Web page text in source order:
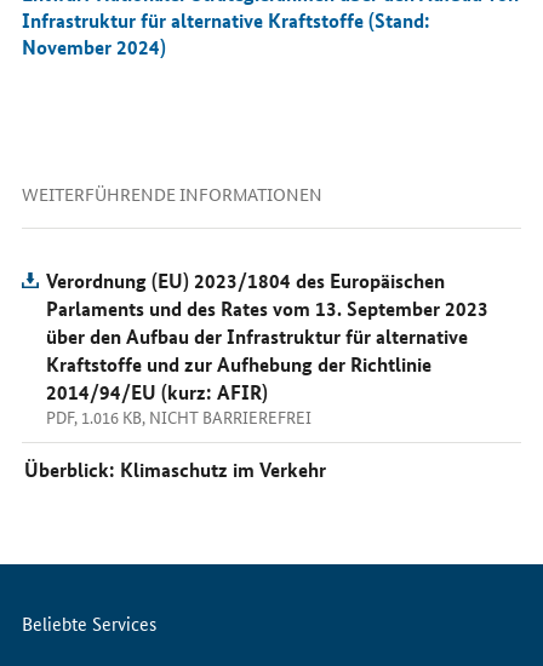
Infrastruktur für alternative Kraftstoffe (Stand:
November 2024)
WEITERFÜHRENDE INFORMATIONEN
Verordnung (EU) 2023/1804 des Europäischen
Parlaments und des Rates vom 13. September 2023
über den Aufbau der Infrastruktur für alternative
Kraftstoffe und zur Aufhebung der Richtlinie
2014/94/EU (kurz: AFIR)
PDF, 1.016 KB, NICHT BARRIEREFREI
Überblick: Klimaschutz im Verkehr
Servicemenü
Beliebte Services